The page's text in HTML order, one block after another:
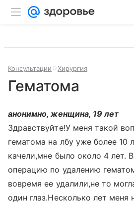
Консультации Хирургия
Гематома
анонимно, женщина, 19 лет
Здравствуйте!У меня такой
гематома на лбу уже более 10
качели,мне было около 4 лет.
операцию по удалению
вовремя ее удалили,не то
один глаз.Несколько лет меня